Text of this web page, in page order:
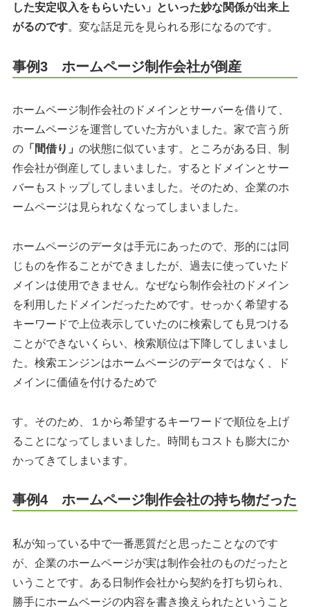
した安定収入をもらいたい」といった妙な関係が出来上
がるのです。変な話足元を見られる形になるのです。
事例3 ホームページ制作会社が倒産
ホームページ制作会社のドメインとサーバーを借りて、
ホームページを運営していた方がいました。家で言う所
の 「間借り」の状態に似ています。ところがある日、制
作会社が倒産してしまいました。するとドメインとサー
バーもストップしてしまいました。そのため、企業のホ
ームページは見られなくなってしまいました。
ホームページのデータは手元にあったので、形的には同
じものを作ることができましたが、過去に使っていたド
メインは使用できません。なぜなら制作会社のドメイン
を利用したドメインだったためです。せっかく希望する
キーワードで上位表示していたのに検索しても見つける
ことができないくらい、検索順位は下降してしまいまし
た。検索エンジンはホームページのデータではなく、ド
メインに価値を付けるためで
す。そのため、１から希望するキーワードで順位を上げ
ることになってしまいました。時間もコストも膨大にか
かってきてしまいます。
事例4 ホームページ制作会社の持ち物だった
私が知っている中で一番悪質だと思ったことなのです
が、企業のホームページが実は制作会社のものだったと
いうことです。ある日制作会社から契約を打ち切られ、
勝手にホームページの内容を書き換えられたということ